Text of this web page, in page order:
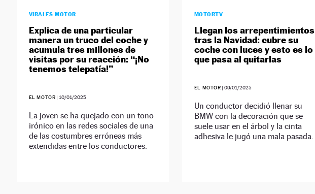
VIRALES MOTOR
Explica de una particular
manera un truco del coche y
acumula tres millones de
visitas por su reacción: “¡No
tenemos telepatía!”
EL MOTOR | 10/01/2025
La joven se ha quejado con un tono
irónico en las redes sociales de una
de las costumbres erróneas más
extendidas entre los conductores.
MOTORTV
Llegan los arrepentimientos
tras la Navidad: cubre su
coche con luces y esto es lo
que pasa al quitarlas
EL MOTOR |09/01/2025
Un conductor decidió llenar su
BMW con la decoración que se
suele usar en el árbol y la cinta
adhesiva le jugó una mala pasada.